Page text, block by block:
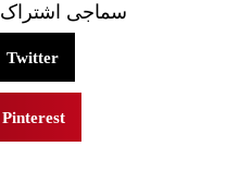
سماجی اشتراک
Twitter
Pinterest